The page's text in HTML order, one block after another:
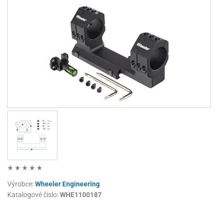
DETEKTORY KOVŮ
Výrobce:Wheeler Engineering
Katalogové číslo:WHE1100187